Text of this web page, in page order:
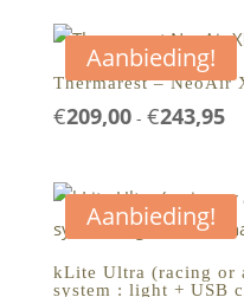
Aanbieding!
Thermarest – NeoAir
€209,00 - €243,95
Aanbieding!
kLite Ultra (racing or
system : light + USB